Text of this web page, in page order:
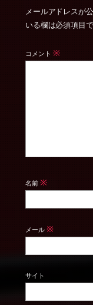
メールアドレスが
いる欄は必須項目
コメント ※
名前 ※
メール ※
サイト